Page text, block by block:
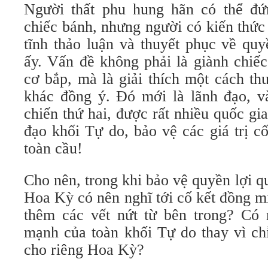
Người thất phu hung hãn có thể
chiếc bánh, nhưng người có kiến
tĩnh thảo luận và thuyết phục về
ấy. Vấn đề không phải là giành
cơ bắp, mà là giải thích một cách
khác đồng ý. Đó mới là lãnh đạo,
chiến thứ hai, được rất nhiều quốc
đạo khối Tự do, bảo vệ các giá trị
toàn cầu!
Cho nên, trong khi bảo vệ quyền lợi
Hoa Kỳ có nên nghĩ tới cố kết đồng
thêm các vết nứt từ bên trong? Có
mạnh của toàn khối Tự do thay vì
cho riêng Hoa Kỳ?